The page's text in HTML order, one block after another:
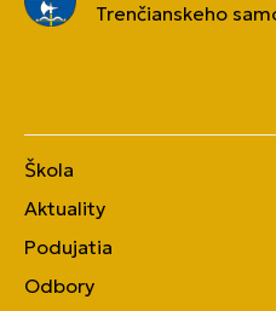
Trenčianskeho
Škola
Aktuality
Podujatia
Odbory